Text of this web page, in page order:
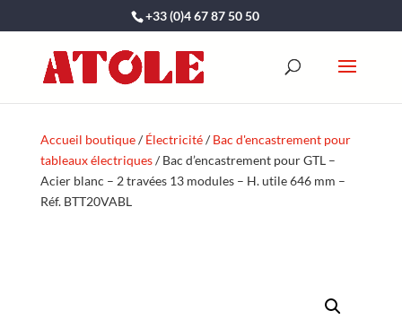
+33 (0)4 67 87 50 50
Accueil boutique/Électricité/Bac d'encastrement pour
tableaux électriques/ Bac d’encastrement pour GTL –
Acier blanc – 2 travées 13 modules – H. utile 646 mm –
Réf. BTT20VABL